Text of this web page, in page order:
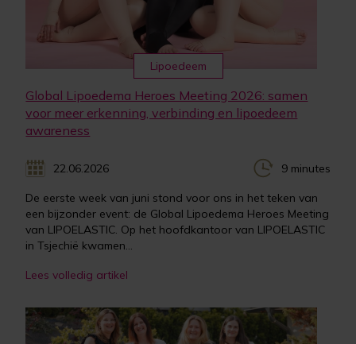
Lipoedeem
Global Lipoedema Heroes Meeting 2026: samen
voor meer erkenning, verbinding en lipoedeem
awareness
22.06.2026 9 minutes
De eerste week van juni stond voor ons in het teken van
een bijzonder event: de Global Lipoedema Heroes Meeting
van LIPOELASTIC. Op het hoofdkantoor van LIPOELASTIC
in Tsjechië kwamen...
Lees volledig artikel